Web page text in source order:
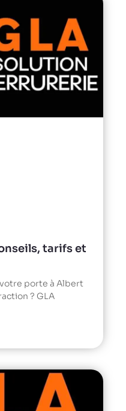
tarifs et
porte à Albert
? GLA